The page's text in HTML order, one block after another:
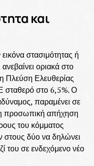
και
στασιμότητας ή
οριακά στο
Πλεύση Ελευθερίας
σταθερό στο 6,5%. Ο
παραμένει σε
προσωπική απήχηση
του κόμματος
στους δύο να δηλώνει
του σε ενδεχόμενο νέο